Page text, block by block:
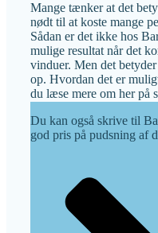
Mange tænker at det
nødt til at koste mange
Sådan er det ikke hos
mulige resultat når det
vinduer. Men det
op. Hvordan det er
du læse mere om her på
Du kan også skrive til
god pris på pudsning af